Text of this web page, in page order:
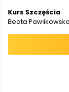
Kurs Szczęścia
Beata Pawlikowska